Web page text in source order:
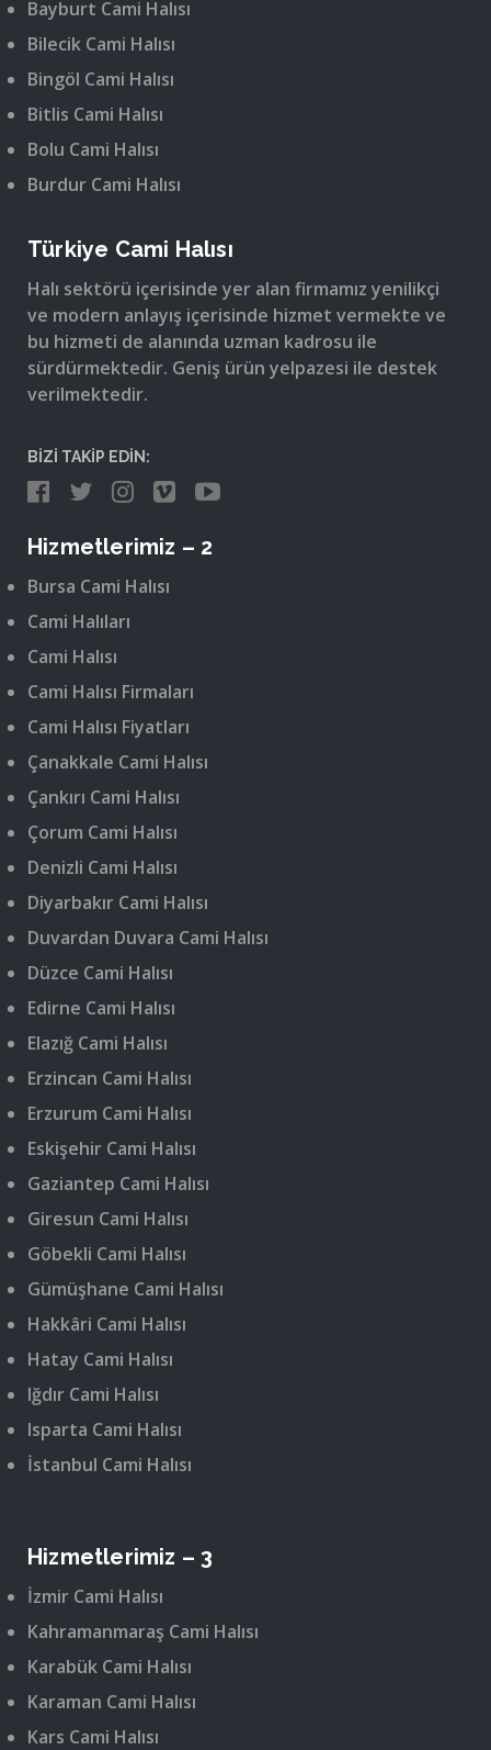
Bayburt Cami Halısı
Bilecik Cami Halısı
Bingöl Cami Halısı
Bitlis Cami Halısı
Bolu Cami Halısı
Burdur Cami Halısı
Türkiye Cami Halısı
Halı sektörü içerisinde yer alan firmamız yenilikçi
ve modern anlayış içerisinde hizmet vermekte ve
bu hizmeti de alanında uzman kadrosu ile
sürdürmektedir. Geniş ürün yelpazesi ile destek
verilmektedir.
BİZİ TAKİP EDİN:
Hizmetlerimiz – 2
Bursa Cami Halısı
Cami Halıları
Cami Halısı
Cami Halısı Firmaları
Cami Halısı Fiyatları
Çanakkale Cami Halısı
Çankırı Cami Halısı
Çorum Cami Halısı
Denizli Cami Halısı
Diyarbakır Cami Halısı
Duvardan Duvara Cami Halısı
Düzce Cami Halısı
Edirne Cami Halısı
Elazığ Cami Halısı
Erzincan Cami Halısı
Erzurum Cami Halısı
Eskişehir Cami Halısı
Gaziantep Cami Halısı
Giresun Cami Halısı
Göbekli Cami Halısı
Gümüşhane Cami Halısı
Hakkâri Cami Halısı
Hatay Cami Halısı
Iğdır Cami Halısı
Isparta Cami Halısı
İstanbul Cami Halısı
Hizmetlerimiz – 3
İzmir Cami Halısı
Kahramanmaraş Cami Halısı
Karabük Cami Halısı
Karaman Cami Halısı
Kars Cami Halısı